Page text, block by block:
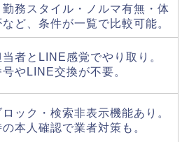
勤務スタイル・ノルマ有無・体
など、条件が一覧で比較可能。
当者とLINE感覚でやり取り。
やLINE交換が不要。
ロック・検索非表示機能あり。
本人確認で業者対策も。